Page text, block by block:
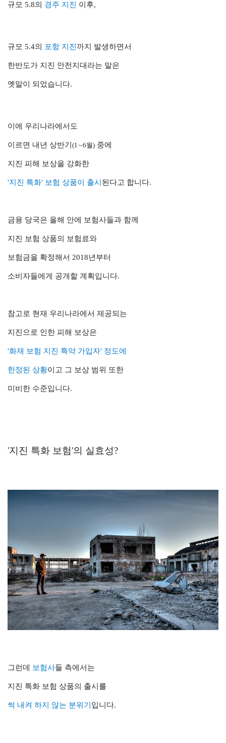
규모 5.8의 경주 지진 이후,
규모 5.4의 포항 지진 까지 발생하면서
한반도가 지진 안전지대라는 말은
옛말이 되었습니다.
이에 우리나라에서도
이르면 내년 상반기 (1∼6월) 중에
지진 피해 보상을 강화한
'지진 특화' 보험 상품이 출시 된다고 합니다.
금융 당국은 올해 안에 보험사들과 함께
지진 보험 상품의 보험료와
보험금을 확정해서 2018년부터
소비자들에게 공개할 계획입니다.
참고로 현재 우리나라에서 제공되는
지진으로 인한 피해 보상은
'화재 보험 지진 특약 가입자' 정도에
한정된 상황이고 그 보상 범위 또한
미비한 수준입니다.
'지진 특화 보험'의 실효성?
그런데 보험사들 측에서는
지진 특화 보험 상품의 출시를
썩 내켜 하지 않는 분위기 입니다.